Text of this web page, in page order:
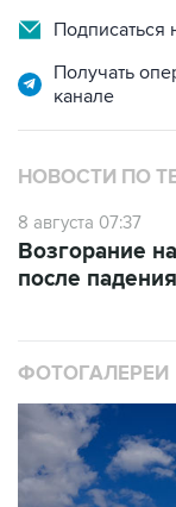
Подписаться
Получать
канале
НОВОСТИ ПО
8 августа 07:37
Возгорание
после
ФОТОГАЛЕРЕИ